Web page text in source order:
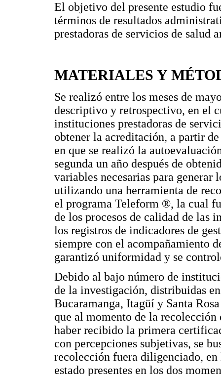
El objetivo del presente estudio
términos de resultados
prestadoras de servicios de salud
MATERIALES Y
Se realizó entre los meses de
descriptivo y retrospectivo, en el
instituciones prestadoras de
obtener la acreditación, a partir
en que se realizó la
segunda un año después de
variables necesarias para generar
utilizando una herramienta de
el programa Teleform ®, la cual
de los procesos de calidad de las
los registros de indicadores de
siempre con el acompañamiento
garantizó uniformidad y se
Debido al bajo número de
de la investigación, distribuidas
Bucaramanga, Itagüí y Santa
que al momento de la
haber recibido la primera
con percepciones subjetivas, se
recolección fuera diligenciado,
estado presentes en los dos